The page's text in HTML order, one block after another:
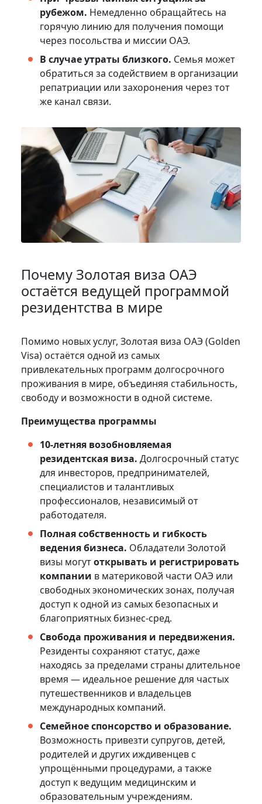
рубежом. Немедленно обращайтесь на
горячую линию для получения помощи
через посольства и миссии ОАЭ.
В случае утраты близкого. Семья может
обратиться за содействием в организации
репатриации или захоронения через тот
же канал связи.
Почему Золотая виза ОАЭ
остаётся ведущей программой
резидентства в мире
Помимо новых услуг, Золотая виза ОАЭ (Golden
Visa) остаётся одной из самых
привлекательных программ долгосрочного
проживания в мире, объединяя стабильность,
свободу и возможности в одной системе.
Преимущества программы
10-летняя возобновляемая
резидентская виза. Долгосрочный статус
для инвесторов, предпринимателей,
специалистов и талантливых
профессионалов, независимый от
работодателя.
Полная собственность и гибкость
ведения бизнеса. Обладатели Золотой
визы могутоткрывать и регистрировать
компании в материковой части ОАЭ или
свободных экономических зонах, получая
доступ к одной из самых безопасных и
благоприятных бизнес-сред.
Свобода проживания и передвижения.
Резиденты сохраняют статус, даже
находясь за пределами страны длительное
время — идеальное решение для частых
путешественников и владельцев
международных компаний.
Семейное спонсорство и образование.
Возможность привезти супругов, детей,
родителей и других иждивенцев с
упрощёнными процедурами, а также
доступ к ведущим медицинским и
образовательным учреждениям.